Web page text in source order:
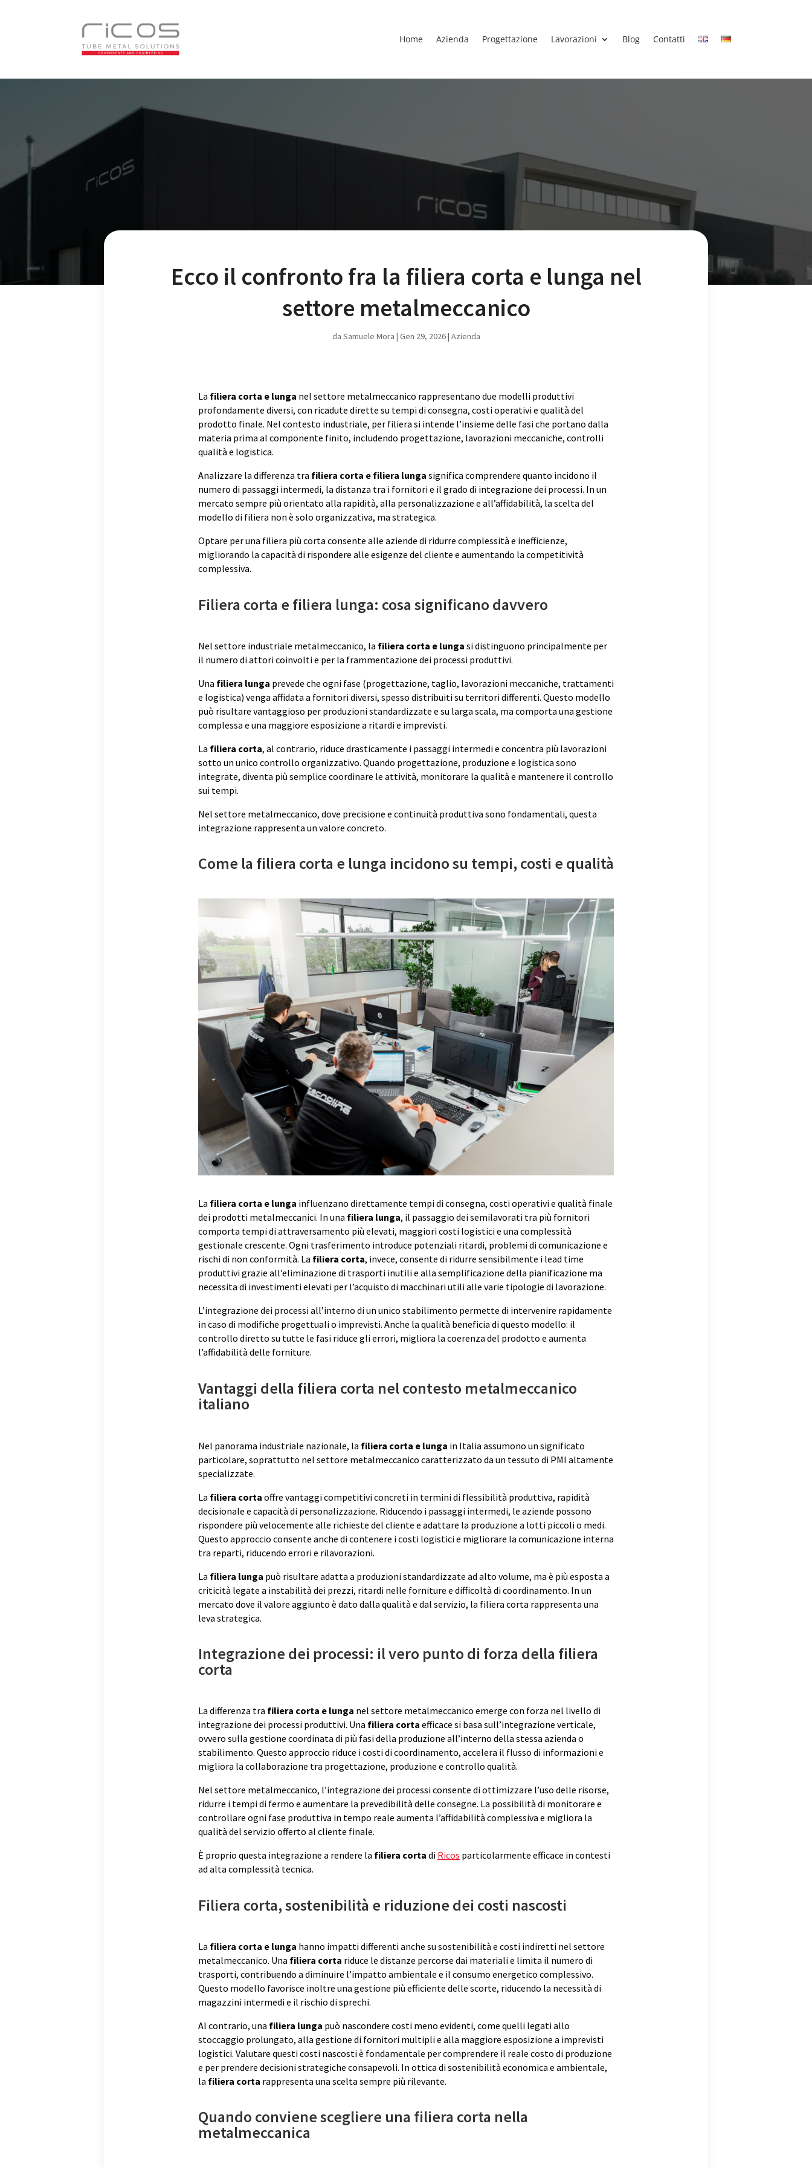
Home Azienda Progettazione Lavorazioni Blog Contatti
Ecco il confronto fra la filiera corta e lunga nel
settore metalmeccanico
da Samuele Mora | Gen 29, 2026| Azienda
La filiera corta e lunga nel settore metalmeccanico rappresentano due modelli produttivi
profondamente diversi, con ricadute dirette su tempi di consegna, costi operativi e qualità del
prodotto finale. Nel contesto industriale, per filiera si intende l’insieme delle fasi che portano dalla
materia prima al componente finito, includendo progettazione, lavorazioni meccaniche, controlli
qualità e logistica.
Analizzare la differenza tra filiera corta e filiera lunga significa comprendere quanto incidono il
numero di passaggi intermedi, la distanza tra i fornitori e il grado di integrazione dei processi. In un
mercato sempre più orientato alla rapidità, alla personalizzazione e all’affidabilità, la scelta del
modello di filiera non è solo organizzativa, ma strategica.
Optare per una filiera più corta consente alle aziende di ridurre complessità e inefficienze,
migliorando la capacità di rispondere alle esigenze del cliente e aumentando la competitività
complessiva.
Filiera corta e filiera lunga: cosa significano davvero
Nel settore industriale metalmeccanico, la filiera corta e lunga si distinguono principalmente per
il numero di attori coinvolti e per la frammentazione dei processi produttivi.
Una filiera lunga prevede che ogni fase (progettazione, taglio, lavorazioni meccaniche, trattamenti
e logistica) venga affidata a fornitori diversi, spesso distribuiti su territori differenti. Questo modello
può risultare vantaggioso per produzioni standardizzate e su larga scala, ma comporta una gestione
complessa e una maggiore esposizione a ritardi e imprevisti.
La filiera corta, al contrario, riduce drasticamente i passaggi intermedi e concentra più lavorazioni
sotto un unico controllo organizzativo. Quando progettazione, produzione e logistica sono
integrate, diventa più semplice coordinare le attività, monitorare la qualità e mantenere il controllo
sui tempi.
Nel settore metalmeccanico, dove precisione e continuità produttiva sono fondamentali, questa
integrazione rappresenta un valore concreto.
Come la filiera corta e lunga incidono su tempi, costi e qualità
La filiera corta e lunga influenzano direttamente tempi di consegna, costi operativi e qualità finale
dei prodotti metalmeccanici. In una filiera lunga, il passaggio dei semilavorati tra più fornitori
comporta tempi di attraversamento più elevati, maggiori costi logistici e una complessità
gestionale crescente. Ogni trasferimento introduce potenziali ritardi, problemi di comunicazione e
rischi di non conformità. La filiera corta, invece, consente di ridurre sensibilmente i lead time
produttivi grazie all’eliminazione di trasporti inutili e alla semplificazione della pianificazione ma
necessita di investimenti elevati per l’acquisto di macchinari utili alle varie tipologie di lavorazione.
L’integrazione dei processi all’interno di un unico stabilimento permette di intervenire rapidamente
in caso di modifiche progettuali o imprevisti. Anche la qualità beneficia di questo modello: il
controllo diretto su tutte le fasi riduce gli errori, migliora la coerenza del prodotto e aumenta
l’affidabilità delle forniture.
Vantaggi della filiera corta nel contesto metalmeccanico
italiano
Nel panorama industriale nazionale, la filiera corta e lunga in Italia assumono un significato
particolare, soprattutto nel settore metalmeccanico caratterizzato da un tessuto di PMI altamente
specializzate.
La filiera corta offre vantaggi competitivi concreti in termini di flessibilità produttiva, rapidità
decisionale e capacità di personalizzazione. Riducendo i passaggi intermedi, le aziende possono
rispondere più velocemente alle richieste del cliente e adattare la produzione a lotti piccoli o medi.
Questo approccio consente anche di contenere i costi logistici e migliorare la comunicazione interna
tra reparti, riducendo errori e rilavorazioni.
La filiera lunga può risultare adatta a produzioni standardizzate ad alto volume, ma è più esposta a
criticità legate a instabilità dei prezzi, ritardi nelle forniture e difficoltà di coordinamento. In un
mercato dove il valore aggiunto è dato dalla qualità e dal servizio, la filiera corta rappresenta una
leva strategica.
Integrazione dei processi: il vero punto di forza della filiera
corta
La differenza tra filiera corta e lunga nel settore metalmeccanico emerge con forza nel livello di
integrazione dei processi produttivi. Una filiera corta efficace si basa sull’integrazione verticale,
ovvero sulla gestione coordinata di più fasi della produzione all’interno della stessa azienda o
stabilimento. Questo approccio riduce i costi di coordinamento, accelera il flusso di informazioni e
migliora la collaborazione tra progettazione, produzione e controllo qualità.
Nel settore metalmeccanico, l’integrazione dei processi consente di ottimizzare l’uso delle risorse,
ridurre i tempi di fermo e aumentare la prevedibilità delle consegne. La possibilità di monitorare e
controllare ogni fase produttiva in tempo reale aumenta l’affidabilità complessiva e migliora la
qualità del servizio offerto al cliente finale.
È proprio questa integrazione a rendere la filiera corta di Ricos particolarmente efficace in contesti
ad alta complessità tecnica.
Filiera corta, sostenibilità e riduzione dei costi nascosti
La filiera corta e lunga hanno impatti differenti anche su sostenibilità e costi indiretti nel settore
metalmeccanico. Una filiera corta riduce le distanze percorse dai materiali e limita il numero di
trasporti, contribuendo a diminuire l’impatto ambientale e il consumo energetico complessivo.
Questo modello favorisce inoltre una gestione più efficiente delle scorte, riducendo la necessità di
magazzini intermedi e il rischio di sprechi.
Al contrario, una filiera lunga può nascondere costi meno evidenti, come quelli legati allo
stoccaggio prolungato, alla gestione di fornitori multipli e alla maggiore esposizione a imprevisti
logistici. Valutare questi costi nascosti è fondamentale per comprendere il reale costo di produzione
e per prendere decisioni strategiche consapevoli. In ottica di sostenibilità economica e ambientale,
la filiera corta rappresenta una scelta sempre più rilevante.
Quando conviene scegliere una filiera corta nella
metalmeccanica